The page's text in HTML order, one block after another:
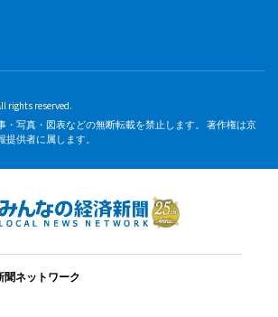
rights reserved.
・写真・図表などの無断転載を禁止します。 著作権は京
供者に属します。
聞ネットワーク